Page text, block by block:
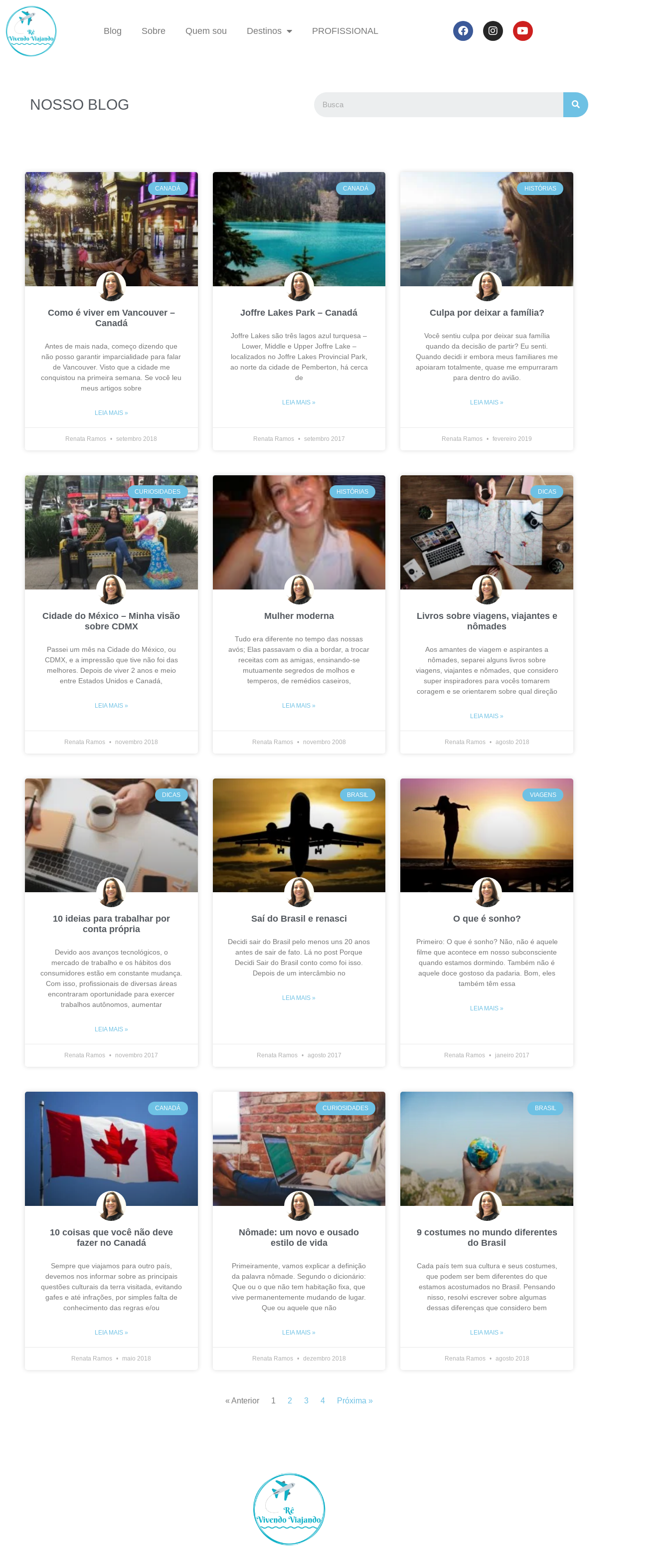
Blog Sobre Quem sou Destinos PROFISSIONAL
NOSSO BLOG
CANADÁ
Como é viver em Vancouver –
Canadá
Antes de mais nada, começo dizendo que
não posso garantir imparcialidade para falar
de Vancouver. Visto que a cidade me
conquistou na primeira semana. Se você leu
meus artigos sobre
LEIA MAIS »
Renata Ramos setembro 2018
CANADÁ
Joffre Lakes Park – Canadá
Joffre Lakes são três lagos azul turquesa –
Lower, Middle e Upper Joffre Lake –
localizados no Joffre Lakes Provincial Park,
ao norte da cidade de Pemberton, há cerca
de
LEIA MAIS »
Renata Ramos setembro 2017
HISTÓRIAS
Culpa por deixar a família?
Você sentiu culpa por deixar sua família
quando da decisão de partir? Eu senti.
Quando decidi ir embora meus familiares me
apoiaram totalmente, quase me empurraram
para dentro do avião.
LEIA MAIS »
Renata Ramos fevereiro 2019
CURIOSIDADES
Cidade do México – Minha visão
sobre CDMX
Passei um mês na Cidade do México, ou
CDMX, e a impressão que tive não foi das
melhores. Depois de viver 2 anos e meio
entre Estados Unidos e Canadá,
LEIA MAIS »
Renata Ramos novembro 2018
HISTÓRIAS
Mulher moderna
Tudo era diferente no tempo das nossas
avós; Elas passavam o dia a bordar, a trocar
receitas com as amigas, ensinando-se
mutuamente segredos de molhos e
temperos, de remédios caseiros,
LEIA MAIS »
Renata Ramos novembro 2008
DICAS
Livros sobre viagens, viajantes e
nômades
Aos amantes de viagem e aspirantes a
nômades, separei alguns livros sobre
viagens, viajantes e nômades, que considero
super inspiradores para vocês tomarem
coragem e se orientarem sobre qual direção
LEIA MAIS »
Renata Ramos agosto 2018
DICAS
10 ideias para trabalhar por
conta própria
Devido aos avanços tecnológicos, o
mercado de trabalho e os hábitos dos
consumidores estão em constante mudança.
Com isso, profissionais de diversas áreas
encontraram oportunidade para exercer
trabalhos autônomos, aumentar
LEIA MAIS »
Renata Ramos novembro 2017
BRASIL
Saí do Brasil e renasci
Decidi sair do Brasil pelo menos uns 20 anos
antes de sair de fato. Lá no post Porque
Decidi Sair do Brasil conto como foi isso.
Depois de um intercâmbio no
LEIA MAIS »
Renata Ramos agosto 2017
VIAGENS
O que é sonho?
Primeiro: O que é sonho? Não, não é aquele
filme que acontece em nosso subconsciente
quando estamos dormindo. Também não é
aquele doce gostoso da padaria. Bom, eles
também têm essa
LEIA MAIS »
Renata Ramos janeiro 2017
CANADÁ
10 coisas que você não deve
fazer no Canadá
Sempre que viajamos para outro país,
devemos nos informar sobre as principais
questões culturais da terra visitada, evitando
gafes e até infrações, por simples falta de
conhecimento das regras e/ou
LEIA MAIS »
Renata Ramos maio 2018
CURIOSIDADES
Nômade: um novo e ousado
estilo de vida
Primeiramente, vamos explicar a definição
da palavra nômade. Segundo o dicionário:
Que ou o que não tem habitação fixa, que
vive permanentemente mudando de lugar.
Que ou aquele que não
LEIA MAIS »
Renata Ramos dezembro 2018
BRASIL
9 costumes no mundo diferentes
do Brasil
Cada país tem sua cultura e seus costumes,
que podem ser bem diferentes do que
estamos acostumados no Brasil. Pensando
nisso, resolvi escrever sobre algumas
dessas diferenças que considero bem
LEIA MAIS »
Renata Ramos agosto 2018
« Anterior 1 2 3 4 Próxima »